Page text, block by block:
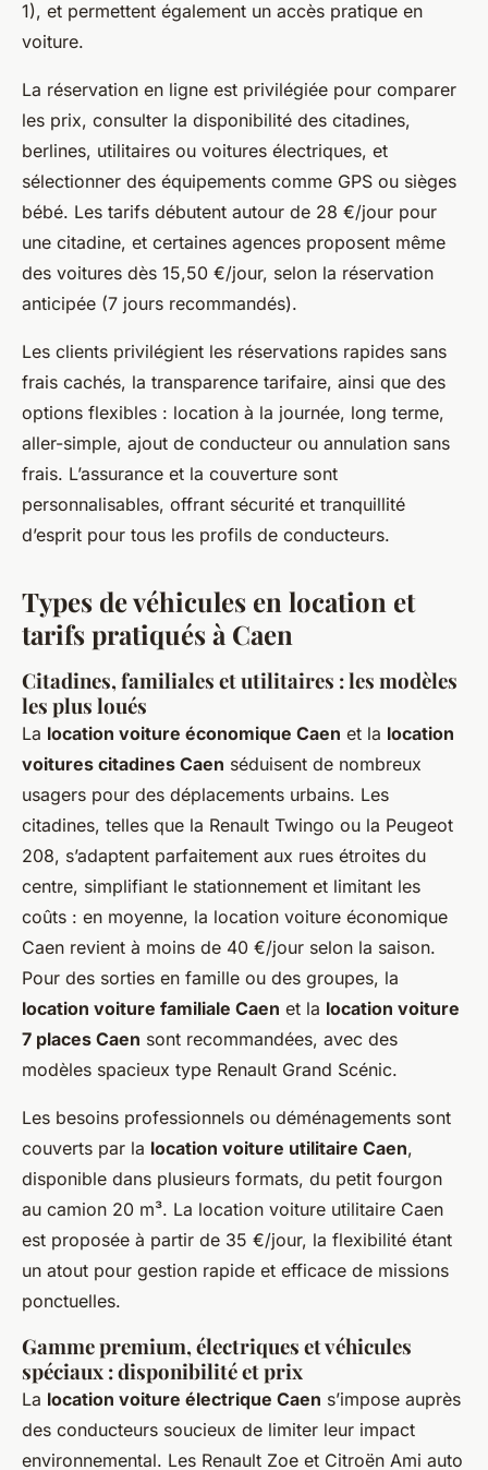
1), et permettent également un accès pratique en
voiture.
La réservation en ligne est privilégiée pour comparer
les prix, consulter la disponibilité des citadines,
berlines, utilitaires ou voitures électriques, et
sélectionner des équipements comme GPS ou sièges
bébé. Les tarifs débutent autour de 28 €/jour pour
une citadine, et certaines agences proposent même
des voitures dès 15,50 €/jour, selon la réservation
anticipée (7 jours recommandés).
Les clients privilégient les réservations rapides sans
frais cachés, la transparence tarifaire, ainsi que des
options flexibles : location à la journée, long terme,
aller-simple, ajout de conducteur ou annulation sans
frais. L’assurance et la couverture sont
personnalisables, offrant sécurité et tranquillité
d’esprit pour tous les profils de conducteurs.
Types de véhicules en location et
tarifs pratiqués à Caen
Citadines, familiales et utilitaires : les modèles
les plus loués
La location voiture économique Caen et la location
voitures citadines Caen séduisent de nombreux
usagers pour des déplacements urbains. Les
citadines, telles que la Renault Twingo ou la Peugeot
208, s’adaptent parfaitement aux rues étroites du
centre, simplifiant le stationnement et limitant les
coûts : en moyenne, la location voiture économique
Caen revient à moins de 40 €/jour selon la saison.
Pour des sorties en famille ou des groupes, la
location voiture familiale Caen et la location voiture
7 places Caen sont recommandées, avec des
modèles spacieux type Renault Grand Scénic.
Les besoins professionnels ou déménagements sont
couverts par la location voiture utilitaire Caen,
disponible dans plusieurs formats, du petit fourgon
au camion 20 m³. La location voiture utilitaire Caen
est proposée à partir de 35 €/jour, la flexibilité étant
un atout pour gestion rapide et efficace de missions
ponctuelles.
Gamme premium, électriques et véhicules
spéciaux : disponibilité et prix
La location voiture électrique Caen s’impose auprès
des conducteurs soucieux de limiter leur impact
environnemental. Les Renault Zoe et Citroën Ami auto